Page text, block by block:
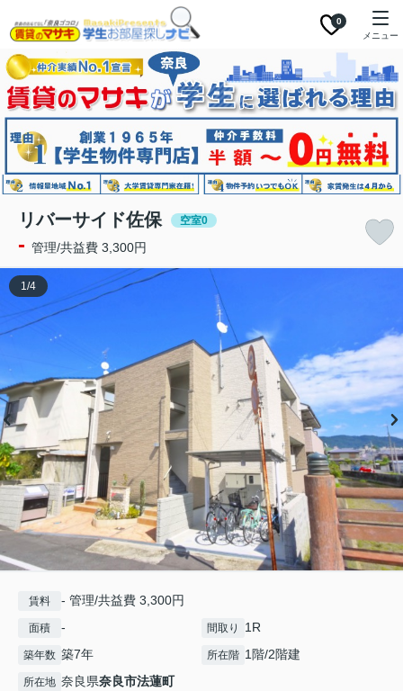
0
メニュー
リバーサイド佐保 空室0
- 管理/共益費 3,300円
1/4
賃料 - 管理/共益費 3,300円
面積 - 間取り 1R
築年数 築7年 所在階 1階/2階建
所在地 奈良県奈良市法蓮町